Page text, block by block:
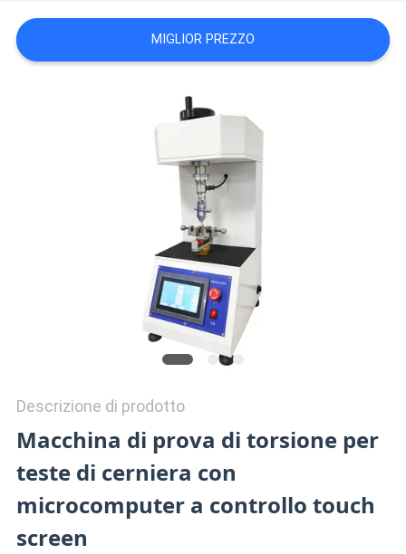
VR
SHOW
MIGLIOR PREZZO
Descrizione di prodotto
Macchina di prova di torsione per
teste di cerniera con
microcomputer a controllo touch
screen